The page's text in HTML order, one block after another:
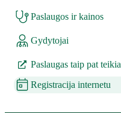
Paslaugos ir kainos
Gydytojai
Paslaugas taip pat teikia
Registracija internetu